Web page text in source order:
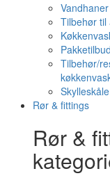
Vandhaner
Tilbehør
Tilbehør/
Rør & fittings
Rør &